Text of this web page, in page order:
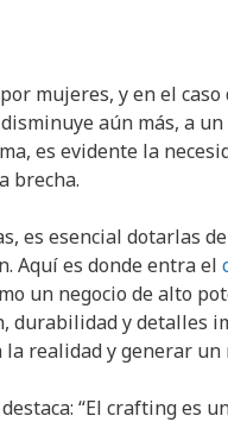
mujeres, y en el
aún más, a
es evidente la
brecha.
es esencial dotarlas
Aquí es donde entra el
un negocio de alto
y detalles
realidad y generar un
“El crafting es